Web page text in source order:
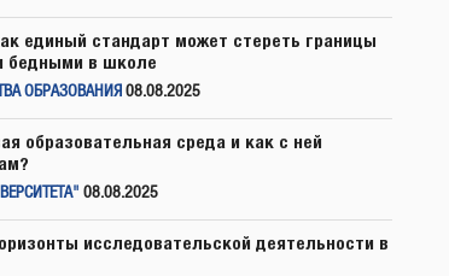
единый стандарт может стереть границы
бедными в школе
ОБРАЗОВАНИЯ 08.08.2025
образовательная среда и как с ней
08.08.2025
исследовательской деятельности в